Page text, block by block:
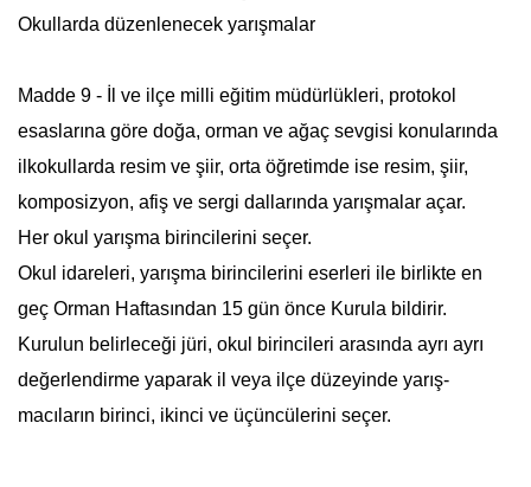
Okullarda düzenlenecek yarışmalar
Madde 9 - İl ve ilçe milli eğitim müdürlükleri, protokol
esaslarına göre doğa, orman ve ağaç sevgisi konularında
ilkokullarda resim ve şiir, orta öğretimde ise resim, şiir,
komposizyon, afiş ve sergi dallarında yarışmalar açar.
Her okul yarışma birincilerini seçer.
Okul idareleri, yarışma birincilerini eserleri ile birlikte en
geç Orman Haftasından 15 gün önce Kurula bildirir.
Kurulun belirleceği jüri, okul birincileri arasında ayrı ayrı
değerlendirme yaparak il veya ilçe düzeyinde yarış-
macıların birinci, ikinci ve üçüncülerini seçer.